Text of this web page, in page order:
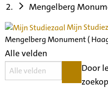
Mengelberg
Mijn
Mengelberg Monument (
Alle velden
Door